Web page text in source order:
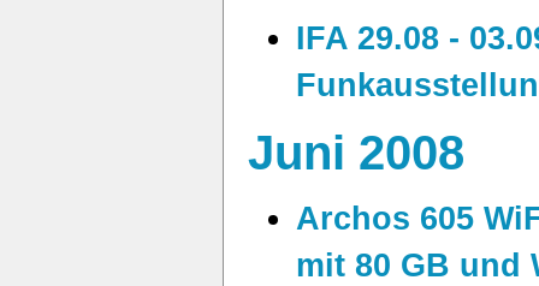
IFA 29.08 -
Juni 2008
Archos 605
mit 80 GB und